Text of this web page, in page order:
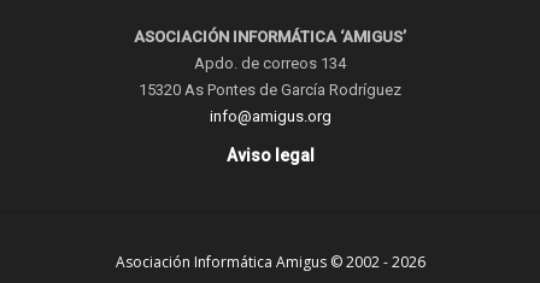
ASOCIACIÓN INFORMÁTICA ‘AMIGUS’
Apdo. de correos 134
15320 As Pontes de García Rodríguez
info@amigus.org
Aviso legal
Asociación Informática Amigus © 2002 - 2026